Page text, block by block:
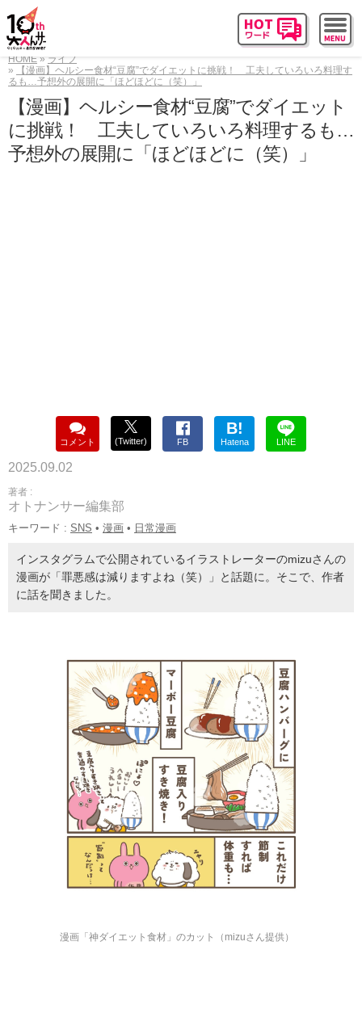
HOME
ライフ
【漫画】ヘルシー食材“豆腐”でダイエットに挑戦！ 工夫していろいろ料理す
るも…予想外の展開に「ほどほどに（笑）」
【漫画】ヘルシー食材“豆腐”でダイエット
に挑戦！ 工夫していろいろ料理するも…
予想外の展開に「ほどほどに（笑）」
コメント (Twitter) FB
B!
Hatena LINE
2025.09.02
著者 :
オトナンサー編集部
キーワード : SNS • 漫画 • 日常漫画
インスタグラムで公開されているイラストレーターのmizuさんの
漫画が「罪悪感は減りますよね（笑）」と話題に。そこで、作者
に話を聞きました。
漫画「神ダイエット食材」のカット（mizuさん提供）